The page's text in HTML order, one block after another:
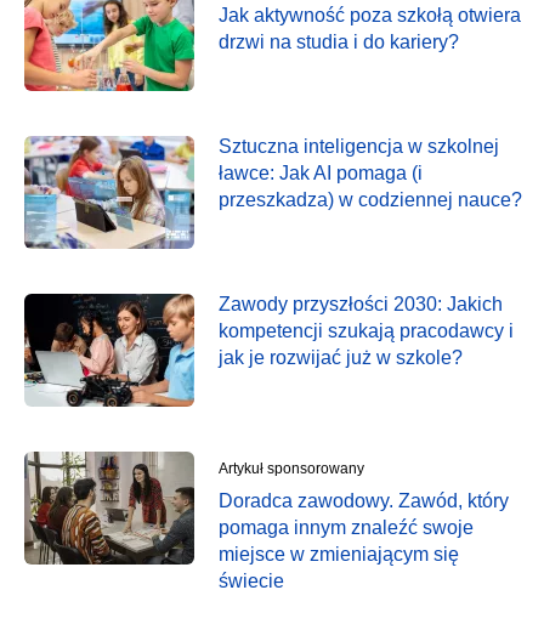
Jak aktywność poza szkołą otwiera
drzwi na studia i do kariery?
Sztuczna inteligencja w szkolnej
ławce: Jak AI pomaga (i
przeszkadza) w codziennej nauce?
Zawody przyszłości 2030: Jakich
kompetencji szukają pracodawcy i
jak je rozwijać już w szkole?
Artykuł sponsorowany
Doradca zawodowy. Zawód, który
pomaga innym znaleźć swoje
miejsce w zmieniającym się
świecie